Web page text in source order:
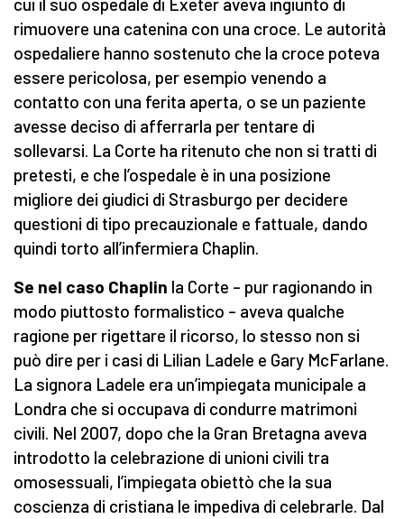
cui il suo ospedale di Exeter aveva ingiunto di
rimuovere una catenina con una croce. Le autorità
ospedaliere hanno sostenuto che la croce poteva
essere pericolosa, per esempio venendo a
contatto con una ferita aperta, o se un paziente
avesse deciso di afferrarla per tentare di
sollevarsi. La Corte ha ritenuto che non si tratti di
pretesti, e che l’ospedale è in una posizione
migliore dei giudici di Strasburgo per decidere
questioni di tipo precauzionale e fattuale, dando
quindi torto all’infermiera Chaplin.
Se nel caso Chaplin la Corte – pur ragionando in
modo piuttosto formalistico – aveva qualche
ragione per rigettare il ricorso, lo stesso non si
può dire per i casi di Lilian Ladele e Gary McFarlane.
La signora Ladele era un’impiegata municipale a
Londra che si occupava di condurre matrimoni
civili. Nel 2007, dopo che la Gran Bretagna aveva
introdotto la celebrazione di unioni civili tra
omosessuali, l’impiegata obiettò che la sua
coscienza di cristiana le impediva di celebrarle. Dal